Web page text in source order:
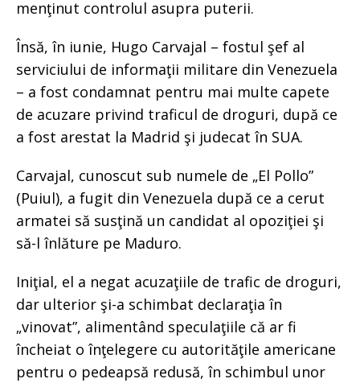
menţinut controlul asupra puterii.
Însă, în iunie, Hugo Carvajal – fostul şef al
serviciului de informaţii militare din Venezuela
– a fost condamnat pentru mai multe capete
de acuzare privind traficul de droguri, după ce
a fost arestat la Madrid şi judecat în SUA.
Carvajal, cunoscut sub numele de „El Pollo”
(Puiul), a fugit din Venezuela după ce a cerut
armatei să susţină un candidat al opoziţiei şi
să-l înlăture pe Maduro.
Iniţial, el a negat acuzaţiile de trafic de droguri,
dar ulterior şi-a schimbat declaraţia în
„vinovat”, alimentând speculaţiile că ar fi
încheiat o înţelegere cu autorităţile americane
pentru o pedeapsă redusă, în schimbul unor